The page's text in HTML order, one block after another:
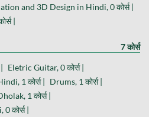
and 3D Design in Hindi, 0 कोर्स |
|
7 कोर्स
Eletric Guitar, 0 कोर्स |
1 कोर्स | Drums, 1 कोर्स |
1 कोर्स |
कोर्स |